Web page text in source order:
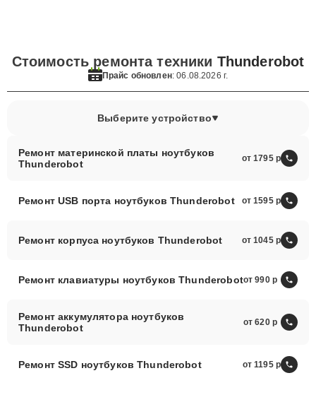
Стоимость ремонта техники Thunderobot
Прайс обновлен: 06.08.2026 г.
Выберите устройство
Ремонт материнской платы ноутбуков
Thunderobot
от 1795
Ремонт USB порта ноутбуков Thunderobot от 1595
Ремонт корпуса ноутбуков Thunderobot от 1045
Ремонт клавиатуры ноутбуков Thunderobotот 990
Ремонт аккумулятора ноутбуков
Thunderobot
от 620
Ремонт SSD ноутбуков Thunderobot от 1195